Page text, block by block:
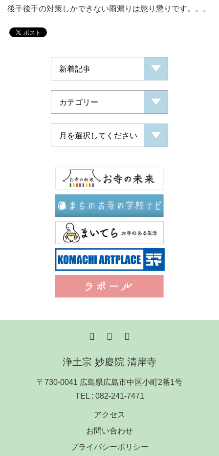
後手後手の対策しかできない雨漏りは懲り懲りです。。。
浄土宗 妙慶院 清岸寺
〒730-0041 広島県広島市中区小町2番1号
TEL : 082-241-7471
アクセス
お問い合わせ
プライバシーポリシー